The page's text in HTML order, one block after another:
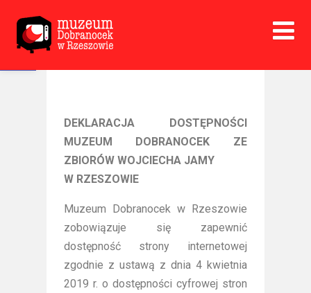
Open toolbar
DEKLARACJA DOSTĘPNOŚCI
MUZEUM DOBRANOCEK ZE
ZBIORÓW WOJCIECHA JAMY
W RZESZOWIE
Muzeum Dobranocek w Rzeszowie
zobowiązuje się zapewnić
dostępność strony internetowej
zgodnie z ustawą z dnia 4 kwietnia
2019 r. o dostępności cyfrowej stron